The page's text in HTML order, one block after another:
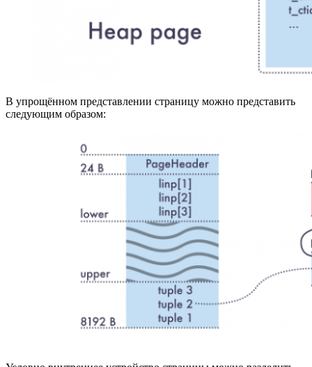
В упрощённом представлении страницу можно представить
следующим образом: